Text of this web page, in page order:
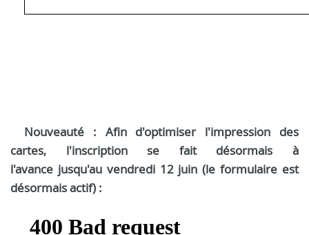
Nouveauté : Afin d'optimiser l'impression des
cartes, l'inscription se fait désormais à
l'avance jusqu'au vendredi 12 juin (le formulaire est
désormais actif) :